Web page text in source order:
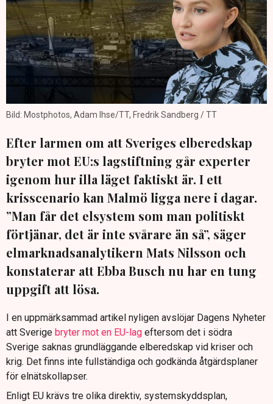
Bild: Mostphotos, Adam Ihse/TT, Fredrik Sandberg / TT
Efter larmen om att Sveriges elberedskap
bryter mot EU:s lagstiftning går experter
igenom hur illa läget faktiskt är. I ett
krisscenario kan Malmö ligga nere i dagar.
”Man får det elsystem som man politiskt
förtjänar, det är inte svårare än så”, säger
elmarknadsanalytikern Mats Nilsson och
konstaterar att Ebba Busch nu har en tung
uppgift att lösa.
I en uppmärksammad artikel nyligen avslöjar Dagens Nyheter
att Sverige bryter mot en EU-lag eftersom det i södra
Sverige saknas grundläggande elberedskap vid kriser och
krig. Det finns inte fullständiga och godkända åtgärdsplaner
för elnätskollapser.
Enligt EU krävs tre olika direktiv, systemskyddsplan,